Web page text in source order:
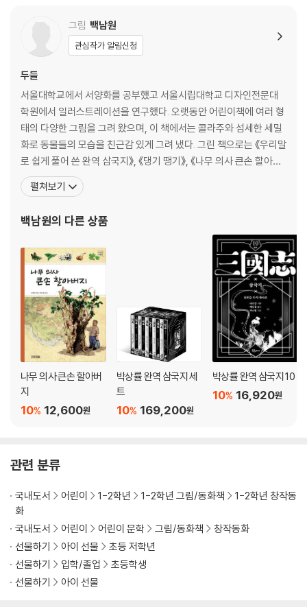
그림 백남원
관심작가 알림신청
두들
서울대학교에서 서양화를 공부했고 서울시립대학교 디자인전문대
학원에서 일러스트레이션을 연구했다. 오랫동안 어린이책에 여러 형
태의 다양한 그림을 그려 왔으며, 이 책에서는 콜라주와 섬세한 세밀
화로 동물들의 모습을 친근감 있게 그려 냈다. 그린 책으로는 《우리말
로 쉽게 풀어 쓴 완역 삼국지》, 《댕기 땡기》, 《나무 의사 큰손 할아버
지》, 《가방 들어주는 아이》, 《역사가 흐르는 강, 한강》, <한국 생활사
박물관> 시리즈 등이 있다. - 서울대학교 미술대학 서양화과 졸업 -
화센터 데생 및 수채화 강사 - 한겨레
펼쳐보기
백남원의 다른 상품
나무 의사 큰손 할아버
지
12,600원
10%
박상률 완역 삼국지 세
트
169,200원
10%
박상률 완역 삼국지 10
16,920원
10%
관련 분류
국내도서 어린이 1-2학년 1-2학년 그림/동화책
1-2학년 창작동
화
국내도서
어린이 어린이 문학 그림/동화책
창작동화
선물하기
아이 선물
초등 저학년
선물하기
입학/졸업
초등학생
선물하기
아이 선물